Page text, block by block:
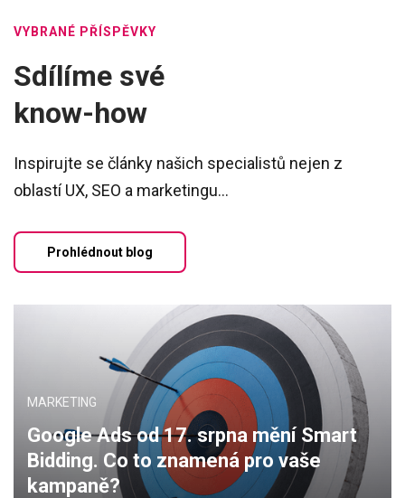
VYBRANÉ PŘÍSPĚVKY
Sdílíme své
know-how
Inspirujte se články našich specialistů nejen z
oblastí UX, SEO a marketingu...
Prohlédnout blog
MARKETING
Google Ads od 17. srpna mění Smart
Bidding. Co to znamená pro vaše
kampaně?